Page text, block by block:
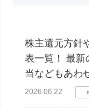
株主還元方針
表一覧！ 最新
当などもあわ
2026.06.22